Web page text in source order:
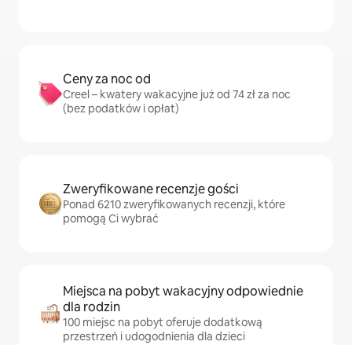
Ceny za noc od
Creel – kwatery wakacyjne już od 74 zł za noc
(bez podatków i opłat)
Zweryfikowane recenzje gości
Ponad 6210 zweryfikowanych recenzji, które
pomogą Ci wybrać
Miejsca na pobyt wakacyjny odpowiednie
dla rodzin
100 miejsc na pobyt oferuje dodatkową
przestrzeń i udogodnienia dla dzieci